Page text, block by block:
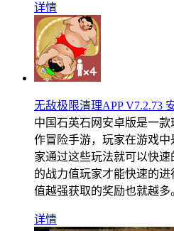
详情
无敌极限清理APP V7.2.73
中国石英石网安卓版是一
作冒险手游，玩家在游戏
家通过这些玩法就可以快
的战力值玩家才能快速的
值越强获取的奖励也就越多
详情